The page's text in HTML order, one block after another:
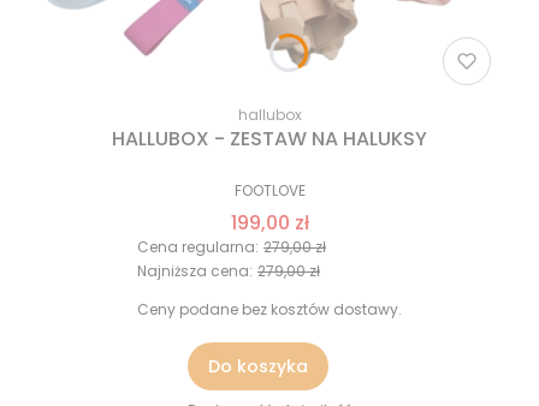
hallubox
HALLUBOX - ZESTAW NA HALUKSY
FOOTLOVE
199,00 zł
Cena regularna: 279,00 zł
Najniższa cena: 279,00 zł
Ceny podane bez kosztów dostawy.
Do koszyka